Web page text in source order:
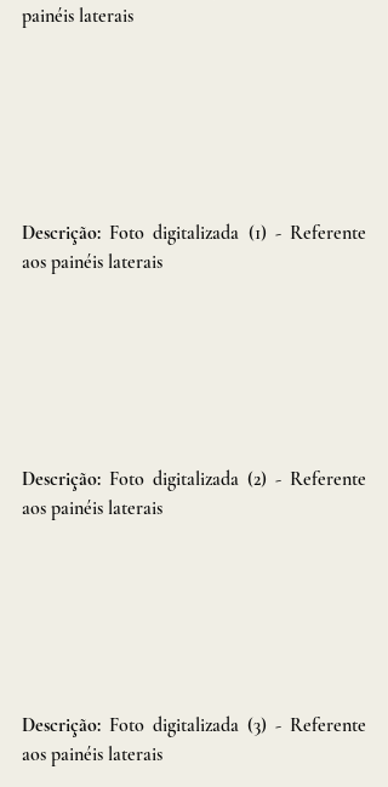
painéis laterais
Descrição: Foto digitalizada (1) - Referente
aos painéis laterais
Descrição: Foto digitalizada (2) - Referente
aos painéis laterais
Descrição: Foto digitalizada (3) - Referente
aos painéis laterais